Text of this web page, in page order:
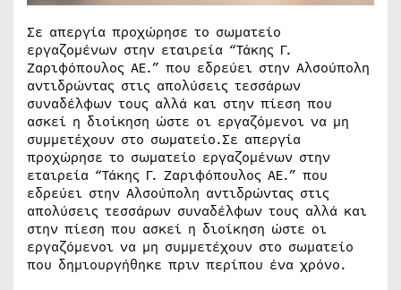
Σε απεργία προχώρησε το σωματείο
εργαζομένων στην εταιρεία “Τάκης Γ.
Ζαριφόπουλος ΑΕ.” που εδρεύει στην Αλσούπολη
αντιδρώντας στις απολύσεις τεσσάρων
συναδέλφων τους αλλά και στην πίεση που
ασκεί η διοίκηση ώστε οι εργαζόμενοι να μη
συμμετέχουν στο σωματείο.Σε απεργία
προχώρησε το σωματείο εργαζομένων στην
εταιρεία “Τάκης Γ. Ζαριφόπουλος ΑΕ.” που
εδρεύει στην Αλσούπολη αντιδρώντας στις
απολύσεις τεσσάρων συναδέλφων τους αλλά και
στην πίεση που ασκεί η διοίκηση ώστε οι
εργαζόμενοι να μη συμμετέχουν στο σωματείο
που δημιουργήθηκε πριν περίπου ένα χρόνο.